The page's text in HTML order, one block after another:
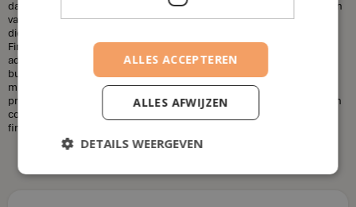
dat financieel adviseurs duur zijn. Dit is niet altijd het geval. De kosten
van een financieel adviseur kunnen variëren, afhankelijk van de
diensten die u nodig heeft en uw financiële situatie. Bij House of
Finance bieden wij betaalbare tarieven voor onze financiële
adviesdiensten, zodat u uw financiën kunt optimaliseren zonder uw
budget te overschrijden. Kortom, laat u niet misleiden door de
misvattingen over financieel adviseurs. Als u op zoek bent naar
professioneel en betrouwbaar financieel advies in Koksijde, neem dan
contact op met House of Finance. Wij staan klaar om u te helpen uw
financiële doelen te bereiken.
ALLES ACCEPTEREN
ALLES AFWIJZEN
DETAILS WEERGEVEN